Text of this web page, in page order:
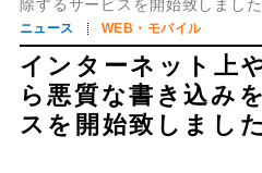
除するサービスを開始致しました
ニュース WEB・モバイル
インターネット上
ら悪質な書き込み
スを開始致しました